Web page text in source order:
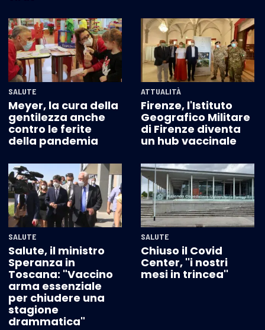
SALUTE
Meyer, la cura della
gentilezza anche
contro le ferite
della pandemia
ATTUALITÀ
Firenze, l'Istituto
Geografico Militare
di Firenze diventa
un hub vaccinale
SALUTE
Salute, il ministro
Speranza in
Toscana: "Vaccino
arma essenziale
per chiudere una
stagione
drammatica"
SALUTE
Chiuso il Covid
Center, ''i nostri
mesi in trincea''